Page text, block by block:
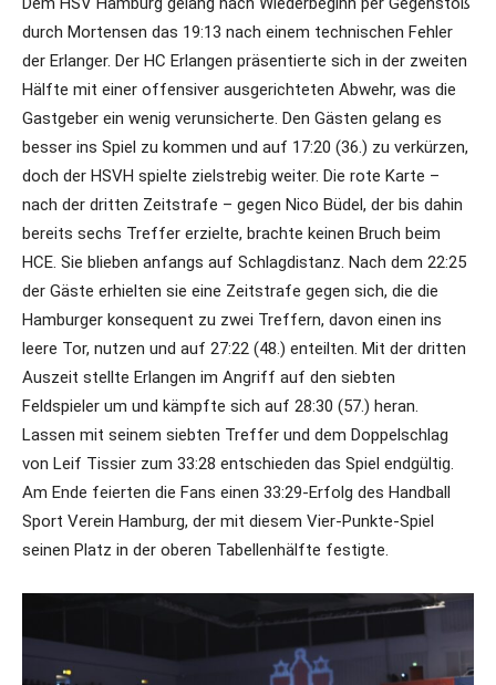
durch Mortensen das 19:13 nach einem technischen Fehler
der Erlanger. Der HC Erlangen präsentierte sich in der zweiten
Hälfte mit einer offensiver ausgerichteten Abwehr, was die
Gastgeber ein wenig verunsicherte. Den Gästen gelang es
besser ins Spiel zu kommen und auf 17:20 (36.) zu verkürzen,
doch der HSVH spielte zielstrebig weiter. Die rote Karte –
nach der dritten Zeitstrafe – gegen Nico Büdel, der bis dahin
bereits sechs Treffer erzielte, brachte keinen Bruch beim
HCE. Sie blieben anfangs auf Schlagdistanz. Nach dem 22:25
der Gäste erhielten sie eine Zeitstrafe gegen sich, die die
Hamburger konsequent zu zwei Treffern, davon einen ins
leere Tor, nutzen und auf 27:22 (48.) enteilten. Mit der dritten
Auszeit stellte Erlangen im Angriff auf den siebten
Feldspieler um und kämpfte sich auf 28:30 (57.) heran.
Lassen mit seinem siebten Treffer und dem Doppelschlag
von Leif Tissier zum 33:28 entschieden das Spiel endgültig.
Am Ende feierten die Fans einen 33:29-Erfolg des Handball
Sport Verein Hamburg, der mit diesem Vier-Punkte-Spiel
seinen Platz in der oberen Tabellenhälfte festigte.